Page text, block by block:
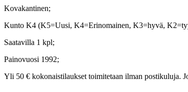
Kovakantinen;
Kunto K4 (K5=Uusi, K4=Erinomainen, K3=hyvä,
Saatavilla 1 kpl;
Painovuosi 1992;
Yli 50 € kokonaistilaukset toimitetaan ilman postikuluja.